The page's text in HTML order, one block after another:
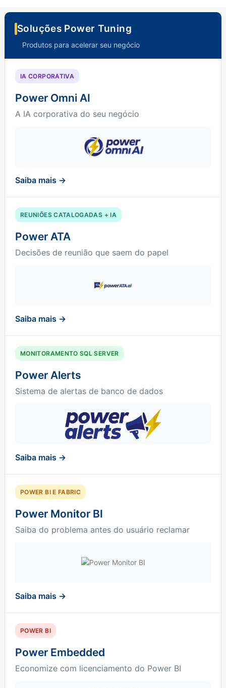
Soluções Power Tuning
Produtos para acelerar seu negócio
IA CORPORATIVA
Power Omni AI
A IA corporativa do seu negócio
Saiba mais →
REUNIÕES CATALOGADAS + IA
Power ATA
Decisões de reunião que saem do papel
Saiba mais →
MONITORAMENTO SQL SERVER
Power Alerts
Sistema de alertas de banco de dados
Saiba mais →
POWER BI E FABRIC
Power Monitor BI
Saiba do problema antes do usuário reclamar
Saiba mais →
POWER BI
Power Embedded
Economize com licenciamento do Power BI